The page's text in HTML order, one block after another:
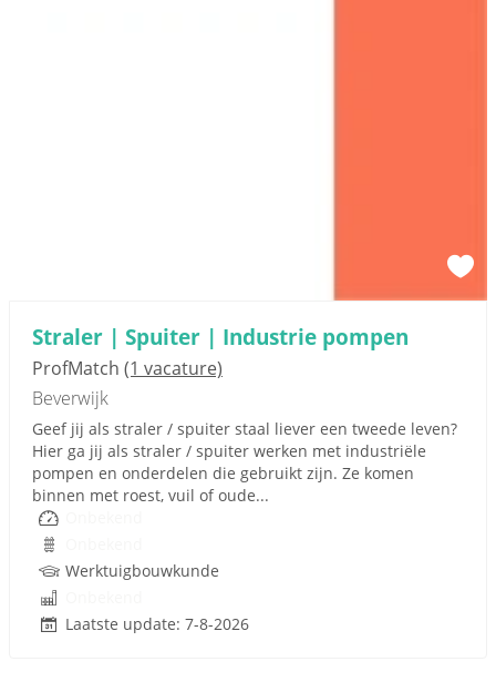
Straler | Spuiter | Industrie pompen
ProfMatch (1 vacature)
Beverwijk
Geef jij als straler / spuiter staal liever een tweede leven?
Hier ga jij als straler / spuiter werken met industriële
pompen en onderdelen die gebruikt zijn. Ze komen
binnen met roest, vuil of oude...
Werktuigbouwkunde
Laatste update: 7-8-2026